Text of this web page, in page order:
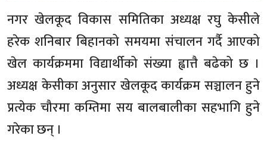
नगर खेलकूद विकास समितिका अध्यक्ष रघु केसीले
हरेक शनिबार बिहानको समयमा संचालन गर्दै आएको
खेल कार्यक्रममा विद्यार्थीको संख्या ह्वात्तै बढेको छ ।
अध्यक्ष केसीका अनुसार खेलकूद कार्यक्रम सञ्चालन हुने
प्रत्येक चौरमा कम्तिमा सय बालबालीका सहभागि हुने
गरेका छन् ।